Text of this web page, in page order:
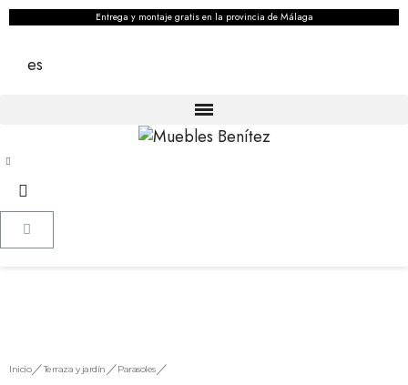
Entrega y montaje gratis en la provincia de Málaga
es
Inicio Terraza y jardín
Parasoles